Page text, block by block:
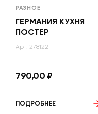
РАЗНОЕ
ГЕРМАНИЯ КУХНЯ
ПОСТЕР
Арт: 278122
790,00 ₽
ПОДРОБНЕЕ